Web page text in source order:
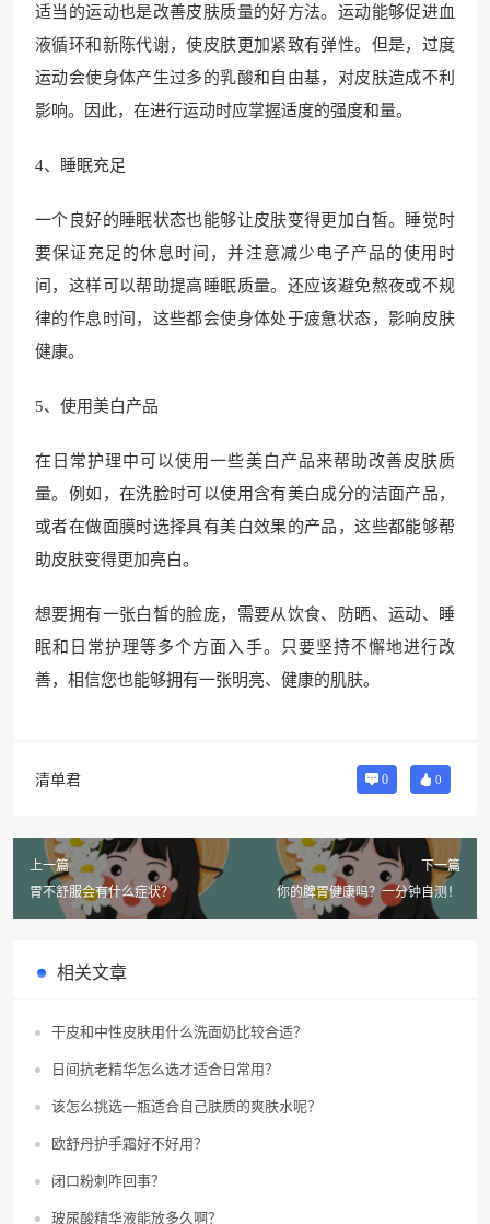
适当的运动也是改善皮肤质量的好方法。运动能够促进血
液循环和新陈代谢，使皮肤更加紧致有弹性。但是，过度
运动会使身体产生过多的乳酸和自由基，对皮肤造成不利
影响。因此，在进行运动时应掌握适度的强度和量。
4、睡眠充足
一个良好的睡眠状态也能够让皮肤变得更加白皙。睡觉时
要保证充足的休息时间，并注意减少电子产品的使用时
间，这样可以帮助提高睡眠质量。还应该避免熬夜或不规
律的作息时间，这些都会使身体处于疲惫状态，影响皮肤
健康。
5、使用美白产品
在日常护理中可以使用一些美白产品来帮助改善皮肤质
量。例如，在洗脸时可以使用含有美白成分的洁面产品，
或者在做面膜时选择具有美白效果的产品，这些都能够帮
助皮肤变得更加亮白。
想要拥有一张白皙的脸庞，需要从饮食、防晒、运动、睡
眠和日常护理等多个方面入手。只要坚持不懈地进行改
善，相信您也能够拥有一张明亮、健康的肌肤。
清单君 0 0
上一篇
胃不舒服会有什么症状？
下一篇
你的脾胃健康吗？一分钟自测！
相关文章
干皮和中性皮肤用什么洗面奶比较合适？
日间抗老精华怎么选才适合日常用？
该怎么挑选一瓶适合自己肤质的爽肤水呢？
欧舒丹护手霜好不好用？
闭口粉刺咋回事？
玻尿酸精华液能放多久啊？